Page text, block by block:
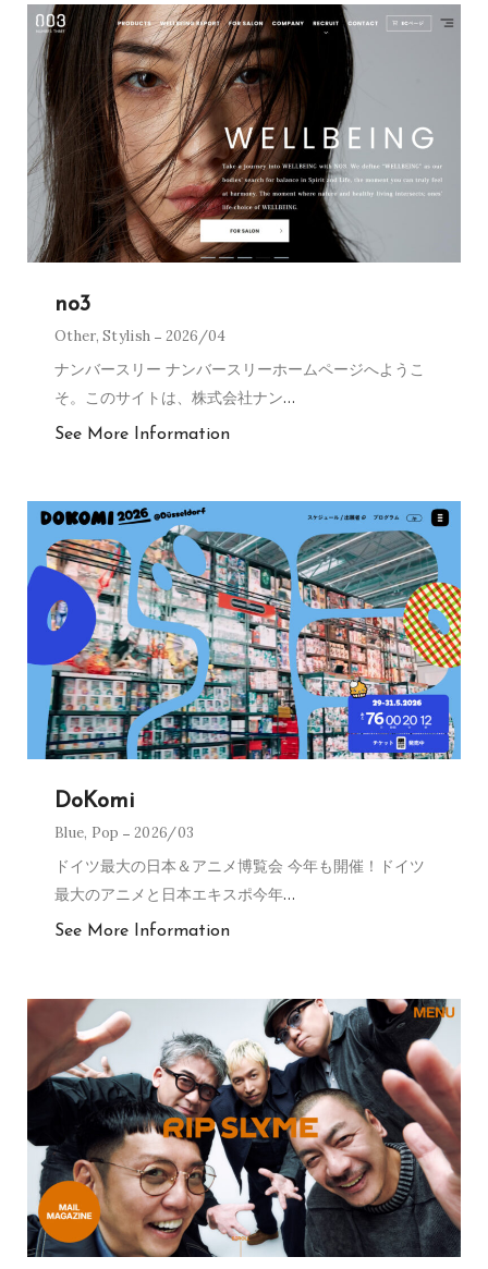
no3
Other,Stylish 2026/04
ナンバースリー ナンバースリーホームページへようこ
そ。このサイトは、株式会社ナン…
See More Information
DoKomi
Blue, Pop 2026/03
ドイツ最大の日本＆アニメ博覧会 今年も開催！ドイツ
最大のアニメと日本エキスポ今年…
See More Information